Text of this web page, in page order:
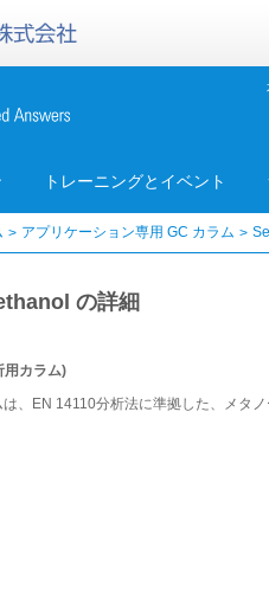
トレーニングとイベント
アプリケーション専用 GC カラム
の詳細
用カラム)
、EN 14110分析法に準拠した、メタ